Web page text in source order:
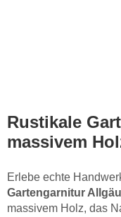
Rustikale
massivem
Erlebe echte
Gartengarnitur Allgäu
massivem Holz, das